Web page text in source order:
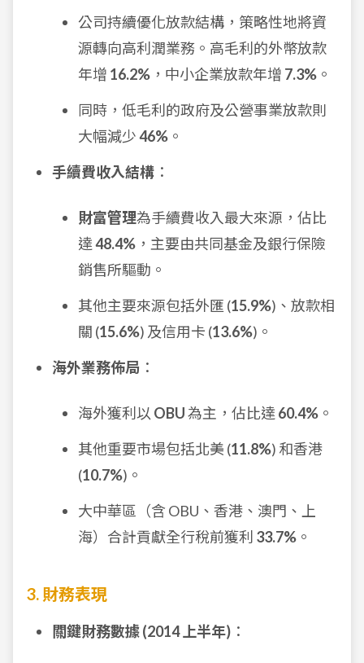
公司持續優化放款結構，策略性地將資
源轉向高利潤業務。高毛利的外幣放款
年增 16.2% ，中小企業放款年增 7.3% 。
同時，低毛利的政府及公營事業放款則
大幅減少46% 。
手續費收入結構 ：
財富管理為手續費收入最大來源，佔比
達48.4% ，主要由共同基金及銀行保險
銷售所驅動。
其他主要來源包括外匯 (15.9%)、放款相
關 (15.6%) 及信用卡 (13.6%)。
海外業務佈局 ：
海外獲利以 OBU為主，佔比達 60.4% 。
其他重要市場包括北美 (11.8%) 和香港
(10.7%)。
大中華區（含 OBU、香港、澳門、上
海）合計貢獻全行稅前獲利 33.7% 。
3. 財務表現
關鍵財務數據 (2014 上半年) ：